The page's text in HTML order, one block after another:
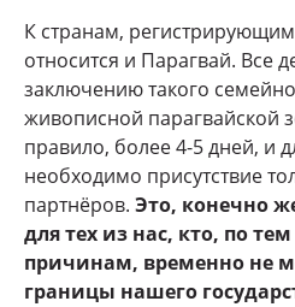
К странам,
относится и Парагвай. Все
заключению такого
живописной парагвайской
правило, более 4-5 дней, и
необходимо присутствие
партнёров. Это, конечно
для тех из нас, кто, по
причинам, временно не
границы нашего